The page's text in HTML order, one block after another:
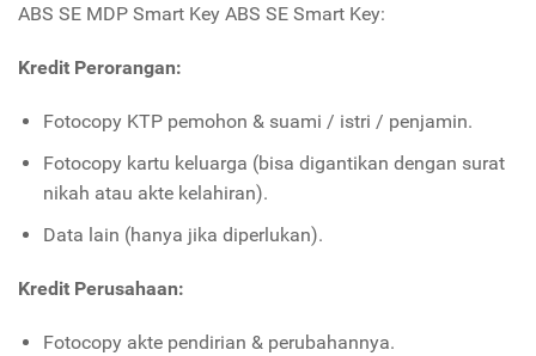
ABS SE MDP Smart Key ABS SE Smart Key:
Kredit Perorangan:
Fotocopy KTP pemohon & suami / istri / penjamin.
Fotocopy kartu keluarga (bisa digantikan dengan surat
nikah atau akte kelahiran).
Data lain (hanya jika diperlukan).
Kredit Perusahaan:
Fotocopy akte pendirian & perubahannya.